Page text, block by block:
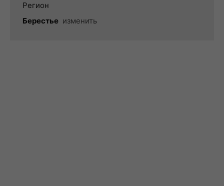
Регион
Берестье изменить